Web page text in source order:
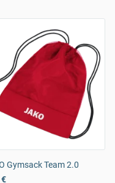
Gymsack Team 2.0
€